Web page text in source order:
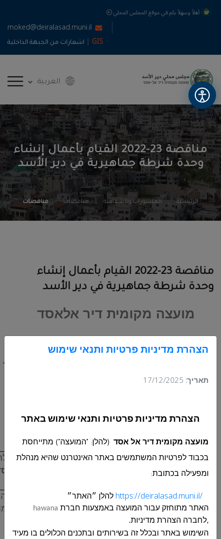
أهلاً وسهلاً بكم في موقع المجلس المحلي
moked@deiralasad.muni.il
GIS
| اشعارات من الجبهة الداخلية
العربية
مناقصة 23-2022 القيام بأعمال إنشاء
وحدة شرطة جماهيرية في دير الأسد
الرئيسية المنشورات والشفافية مناقصات مناقصات
مناقصة 23-2022 القيام بأعمال إنشاء
وحدة شرطة جماهيرية في دير الأسد
מועצה מקומית דיר אלאסד
מכרז
ביצוע עבודות להקמת יחידת שיטור
1.
מועצה מקומית דיר אלאסד מכריזה בזאת על
סגורה,להקמת יחידת שיטור עירוני–דיר אל
2.
את מסמכי המכרז ניתן לרכוש ממשרד
בשעות העבודה הרגילות טל04-9886655
יוחזרו בכלל.
הצהרת מדיניות פרטיות ותנאי שימוש
תאריך:
הצהרת מדיניות פרטיות ותנאי שימוש באתר
מועצה מקומית דיר אל אסד
(להלן: "המועצה") מתייחסת
בכבוד לפרטיות המשתמשים באתר האינטרנט שהיא מנהלת
ומפעילה בכתובת:
https://deiralasad.muni.il/להלן ״האתר״
האתר מתוחזק עבור המועצה באמצעות חברת hawana
,לחברה הצהרת מדיניות.
השימוש באתר ובכלל זה בשירותים ובתכנים הכלולים בו מעיד